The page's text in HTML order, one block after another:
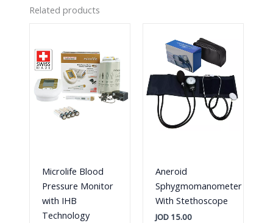
Related products
Microlife Blood
Pressure Monitor
with IHB
Technology
Aneroid
Sphygmomanometer
With Stethoscope
JOD 15.00